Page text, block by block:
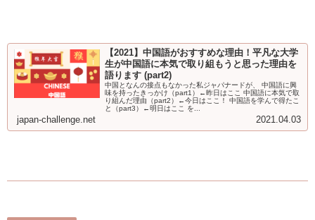
【2021】中国語がおすすめな理由！平凡な大学
生が中国語に本気で取り組もうと思った理由を
語ります (part2)
中国となんの接点もなかった私ジャパナードが、 中国語に興
味を持ったきっかけ（part1）←昨日はここ 中国語に本気で取
り組んだ理由（part2）←今日はここ！ 中国語を学んで得たこ
と（part3）←明日はここ を...
japan-challenge.net 2021.04.03